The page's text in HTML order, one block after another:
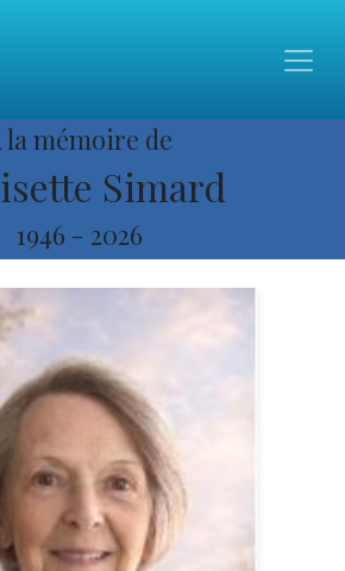
la mémoire de
Simard
1946 - 2026